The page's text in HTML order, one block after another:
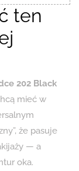
ten
202 Black
mieć w
że pasuje
— a
oka.